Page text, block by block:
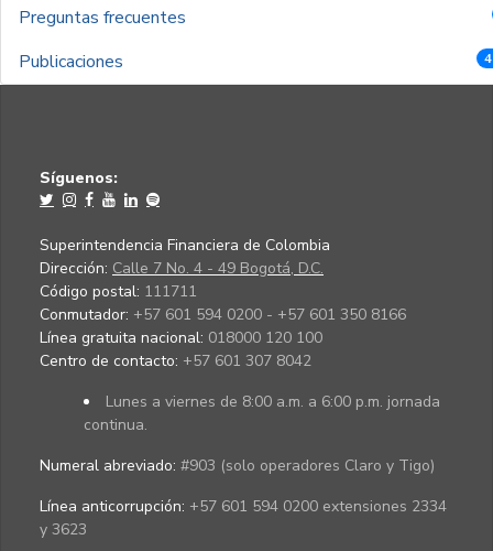
Preguntas frecuentes
Publicaciones
Síguenos:
Superintendencia Financiera de Colombia
Dirección: Calle 7 No. 4 - 49 Bogotá, D.C.
Código postal: 111711
Conmutador: +57 601 594 0200 - +57 601 350 8166
Línea gratuita nacional: 018000 120 100
Centro de contacto: +57 601 307 8042
Lunes a viernes de 8:00 a.m. a 6:00 p.m. jornada
continua.
Numeral abreviado: #903 (solo operadores Claro y Tigo)
Línea anticorrupción: +57 601 594 0200 extensiones 2334
y 3623